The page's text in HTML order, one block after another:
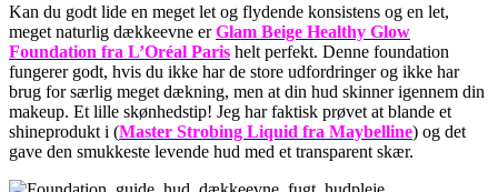
Kan du godt lide en meget let og flydende konsistens og en let,
meget naturlig dækkeevne erGlam Beige Healthy Glow
Foundation fra L’Oréal Paris helt perfekt. Denne foundation
fungerer godt, hvis du ikke har de store udfordringer og ikke har
brug for særlig meget dækning, men at din hud skinner igennem din
makeup. Et lille skønhedstip! Jeg har faktisk prøvet at blande et
shineprodukt i (Master Strobing Liquid fra Maybelline) og det
gave den smukkeste levende hud med et transparent skær.